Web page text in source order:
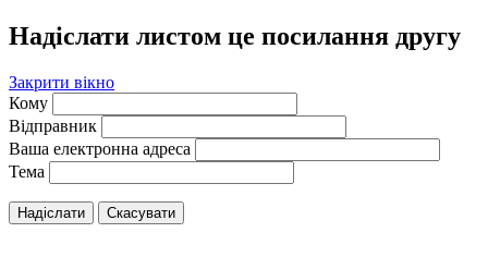
Надіслати листом це посилання другу
Закрити вікно
Кому
Відправник
Ваша електронна адреса
Тема
Надіслати Скасувати